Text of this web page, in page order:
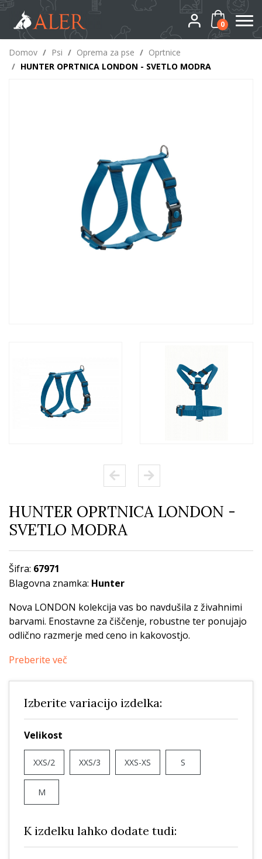
0
Domov / Psi / Oprema za pse / Oprtnice
/ HUNTER OPRTNICA LONDON - SVETLO MODRA
HUNTER OPRTNICA LONDON -
SVETLO MODRA
Šifra: 67971
Blagovna znamka: Hunter
Nova LONDON kolekcija vas bo navdušila z živahnimi
barvami. Enostavne za čiščenje, robustne ter ponujajo
odlično razmerje med ceno in kakovostjo.
Preberite več
Izberite variacijo izdelka:
Velikost
XXS/2 XXS/3 XXS-XS S
M
K izdelku lahko dodate tudi: